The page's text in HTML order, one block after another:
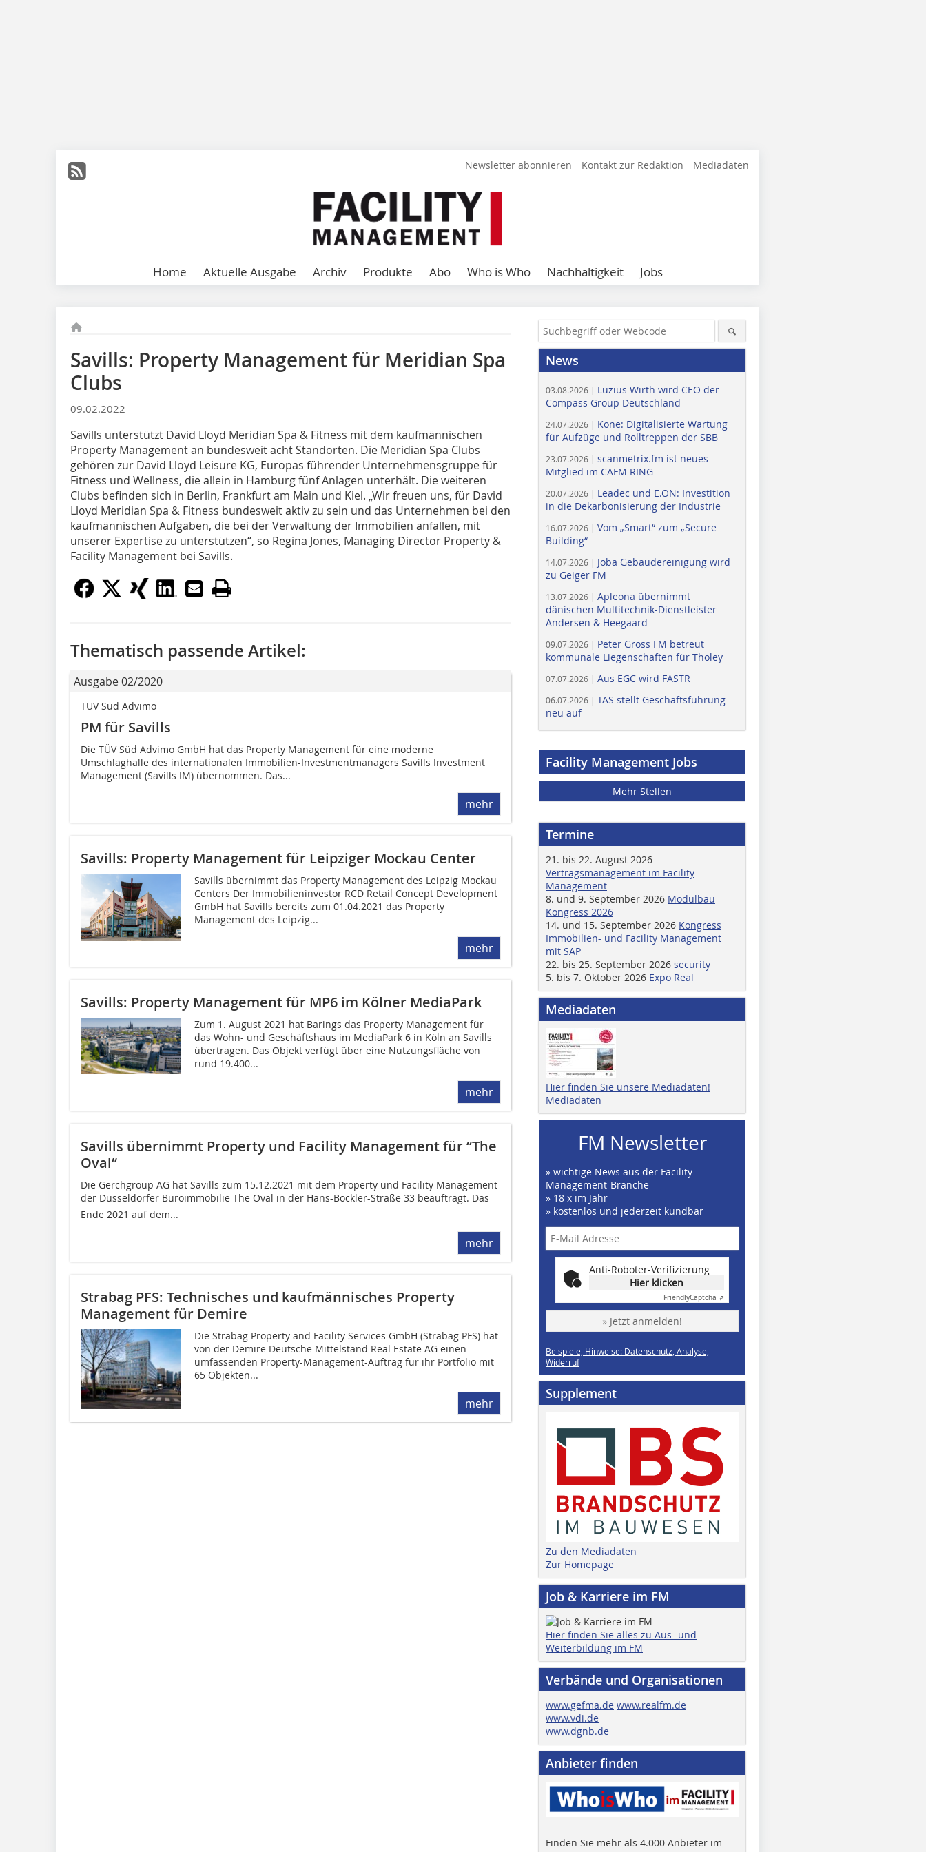
Newsletter abonnieren Kontakt zur Redaktion Mediadaten
Home Aktuelle Ausgabe Archiv Produkte Abo Who is Who Nachhaltigkeit Jobs
Savills: Property Management für Meridian Spa
Clubs
09.02.2022
Savills unterstützt David Lloyd Meridian Spa & Fitness mit dem kaufmännischen
Property Management an bundesweit acht Standorten. Die Meridian Spa Clubs
gehören zur David Lloyd Leisure KG, Europas führender Unternehmensgruppe für
Fitness und Wellness, die allein in Hamburg fünf Anlagen unterhält. Die weiteren
Clubs befinden sich in Berlin, Frankfurt am Main und Kiel. „Wir freuen uns, für David
Lloyd Meridian Spa & Fitness bundesweit aktiv zu sein und das Unternehmen bei den
kaufmännischen Aufgaben, die bei der Verwaltung der Immobilien anfallen, mit
unserer Expertise zu unterstützen“, so Regina Jones, Managing Director Property &
Facility Management bei Savills.
Thematisch passende Artikel:
Ausgabe 02/2020
TÜV Süd Advimo
PM für Savills
Die TÜV Süd Advimo GmbH hat das Property Management für eine moderne
Umschlaghalle des internationalen Immobilien-Investmentmanagers Savills Investment
Management (Savills IM) übernommen. Das...
mehr
Savills: Property Management für Leipziger Mockau Center
Savills übernimmt das Property Management des Leipzig Mockau
Centers Der Immobilieninvestor RCD Retail Concept Development
GmbH hat Savills bereits zum 01.04.2021 das Property
Management des Leipzig...
mehr
Savills: Property Management für MP6 im Kölner MediaPark
Zum 1. August 2021 hat Barings das Property Management für
das Wohn- und Geschäftshaus im MediaPark 6 in Köln an Savills
übertragen. Das Objekt verfügt über eine Nutzungsfläche von
rund 19.400...
mehr
Savills übernimmt Property und Facility Management für “The
Oval“
Die Gerchgroup AG hat Savills zum 15.12.2021 mit dem Property und Facility Management
der Düsseldorfer Büroimmobilie The Oval in der Hans-Böckler-Straße 33 beauftragt. Das
Ende 2021 auf dem...
mehr
Strabag PFS: Technisches und kaufmännisches Property
Management für Demire
Die Strabag Property and Facility Services GmbH (Strabag PFS) hat
von der Demire Deutsche Mittelstand Real Estate AG einen
umfassenden Property-Management-Auftrag für ihr Portfolio mit
65 Objekten...
mehr
News
03.08.2026 | Luzius Wirth wird CEO der
Compass Group Deutschland
24.07.2026 | Kone: Digitalisierte Wartung
für Aufzüge und Rolltreppen der SBB
23.07.2026 | scanmetrix.fm ist neues
Mitglied im CAFM RING
20.07.2026 | Leadec und E.ON: Investition
in die Dekarbonisierung der Industrie
16.07.2026 | Vom „Smart“ zum „Secure
Building“
14.07.2026 | Joba Gebäudereinigung wird
zu Geiger FM
13.07.2026 | Apleona übernimmt
dänischen Multitechnik-Dienstleister
Andersen & Heegaard
09.07.2026 | Peter Gross FM betreut
kommunale Liegenschaften für Tholey
07.07.2026 | Aus EGC wird FASTR
06.07.2026 | TAS stellt Geschäftsführung
neu auf
Facility Management Jobs
Mehr Stellen
Termine
21. bis 22. August 2026
Vertragsmanagement im Facility
Management
8. und 9. September 2026 Modulbau
Kongress 2026
14. und 15. September 2026 Kongress
Immobilien- und Facility Management
mit SAP
22. bis 25. September 2026 security
5. bis 7. Oktober 2026 Expo Real
Mediadaten
Hier finden Sie unsere Mediadaten!
Mediadaten
FM Newsletter
» wichtige News aus der Facility
Management-Branche
» 18 x im Jahr
» kostenlos und jederzeit kündbar
Anti-Roboter-Verifizierung
Hier klicken
FriendlyCaptcha ⇗
» Jetzt anmelden!
Beispiele, Hinweise: Datenschutz, Analyse,
Widerruf
Supplement
Zu den Mediadaten
Zur Homepage
Job & Karriere im FM
Hier finden Sie alles zu Aus- und
Weiterbildung im FM
Verbände und Organisationen
www.gefma.de www.realfm.de
www.vdi.de
www.dgnb.de
Anbieter finden
Finden Sie mehr als 4.000 Anbieter im